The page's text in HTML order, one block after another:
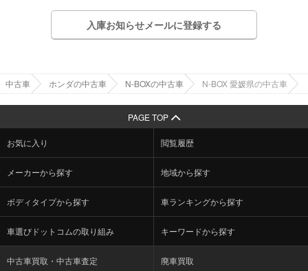
入庫お知らせメールに登録する
中古車 ホンダの中古車 N-BOXの中古車 N-BOX 愛媛県の中古車
PAGE TOP
お気に入り 閲覧履歴
メーカーから探す 地域から探す
ボディタイプから探す 車ランキングから探す
車選びドットコムの取り組み キーワードから探す
中古車買取・中古車査定 廃車買取